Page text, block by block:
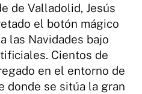
de Valladolid, Jesús
el botón mágico
las Navidades bajo
Cientos de
en el entorno de
donde se sitúa la gran